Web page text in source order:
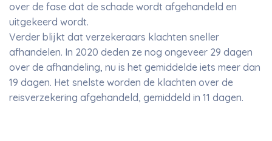
over de fase dat de schade wordt afgehandeld en
uitgekeerd wordt.
Verder blijkt dat verzekeraars klachten sneller
afhandelen. In 2020 deden ze nog ongeveer 29 dagen
over de afhandeling, nu is het gemiddelde iets meer dan
19 dagen. Het snelste worden de klachten over de
reisverzekering afgehandeld, gemiddeld in 11 dagen.